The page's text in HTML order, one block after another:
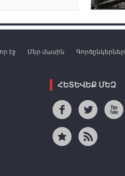
էջ Մեր մասին Գործընկերներ
ՀԵՏԵՎԵՔ ՄԵԶ